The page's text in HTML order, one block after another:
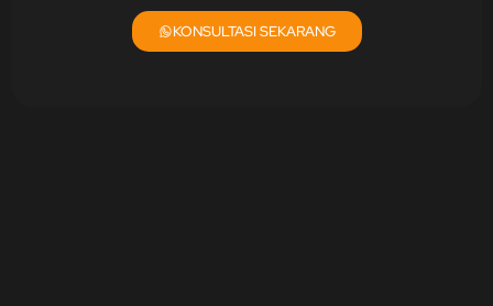
KONSULTASI SEKARANG